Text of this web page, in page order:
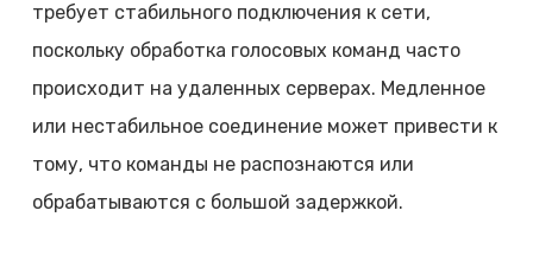
требует стабильного подключения к сети,
поскольку обработка голосовых команд часто
происходит на удаленных серверах. Медленное
или нестабильное соединение может привести к
тому, что команды не распознаются или
обрабатываются с большой задержкой.